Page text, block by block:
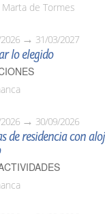
Marta de Tormes
31/03/2027
lo elegido
30/09/2026
de residencia con